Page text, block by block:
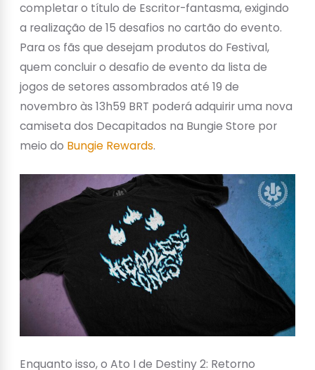
completar o título de Escritor-fantasma, exigindo
a realização de 15 desafios no cartão do evento.
Para os fãs que desejam produtos do Festival,
quem concluir o desafio de evento da lista de
jogos de setores assombrados até 19 de
novembro às 13h59 BRT poderá adquirir uma nova
camiseta dos Decapitados na Bungie Store por
meio do Bungie Rewards.
Enquanto isso, o Ato I de Destiny 2: Retorno